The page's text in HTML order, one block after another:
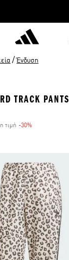
/ Ένδυση
TRACK PANTS
τιμή -30%